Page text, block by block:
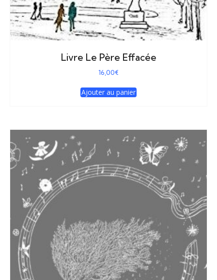
Livre Le Père Effacée
16,00€
Ajouter au panier